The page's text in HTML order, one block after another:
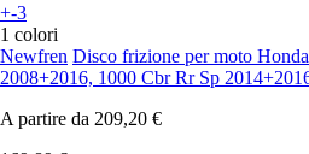
+-3
1 colori
Newfren Disco frizione per moto
2008+2016, 1000 Cbr Rr Sp
A partire da 209,20 €